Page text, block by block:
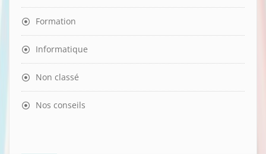
Formation
Informatique
Non classé
Nos conseils